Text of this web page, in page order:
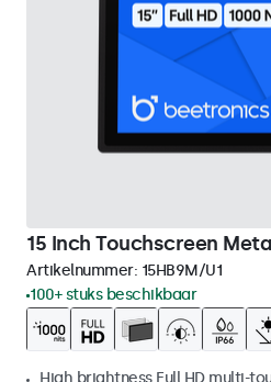
15 Inch Touchscreen
Artikelnummer: 15HB9M/U1
100+ stuks beschikbaar
High brightness Full HD multi-